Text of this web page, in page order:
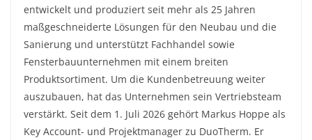
entwickelt und produziert seit mehr als 25 Jahren
maßgeschneiderte Lösungen für den Neubau und die
Sanierung und unterstützt Fachhandel sowie
Fensterbauunternehmen mit einem breiten
Produktsortiment. Um die Kundenbetreuung weiter
auszubauen, hat das Unternehmen sein Vertriebsteam
verstärkt. Seit dem 1. Juli 2026 gehört Markus Hoppe als
Key Account- und Projektmanager zu DuoTherm. Er